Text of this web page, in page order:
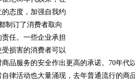
态度，加强自我约
制订了消费者取向
任。一些企业承担
损害的消费者可以
品服务的安全作出更高的承诺。70年代
律活动也大量涌现，去年普通流行的商